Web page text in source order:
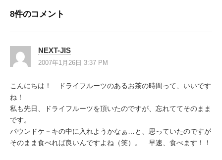
ビ
ー
シ
ン
8件のコメント
NEXT-JIS
2007年1月26日 3:37 PM
こんにちは！ ドライフルーツのあるお茶の時間って、いいです
ね！
私も先日、ドライフルーツを頂いたのですが、忘れててそのまま
です。
パウンドケ－キの中に入れようかなぁ…と、思っていたのですが
そのまま食べれば良いんですよね（笑）。 早速、食べます！！